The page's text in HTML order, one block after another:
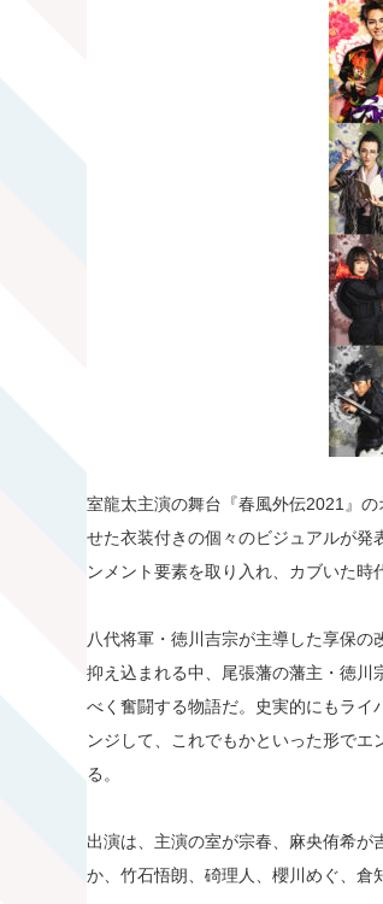
室龍太主演の舞台『春風外伝2021』
せた衣装付きの個々のビジュアルが発
ンメント要素を取り入れ、カブいた時
八代将軍・徳川吉宗が主導した享保
抑え込まれる中、尾張藩の藩主・徳川
べく奮闘する物語だ。史実的にもライ
ンジして、これでもかといった形でエ
る。
出演は、主演の室が宗春、麻央侑希
か、竹石悟朗、碕理人、櫻川めぐ、倉